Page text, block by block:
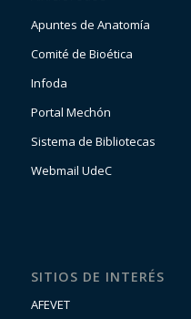
Apuntes de Anatomía
Comité de Bioética
Infoda
Portal Mechón
Sistema de Bibliotecas
Webmail UdeC
SITIOS DE INTERÉS
AFEVET